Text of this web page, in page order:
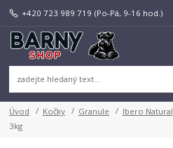
+420 723 989 719 (Po-Pá, 9-16 hod.)
Úvod Kočky Granule Ibero Natural
3kg